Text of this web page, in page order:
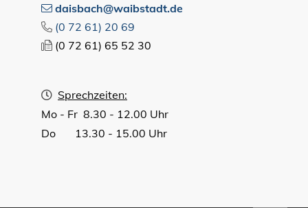
daisbach@waibstadt.de
(0 72 61) 20 69
(0 72 61) 65 52 30
Sprechzeiten:
Mo - Fr 8.30 - 12.00 Uhr
Do 13.30 - 15.00 Uhr